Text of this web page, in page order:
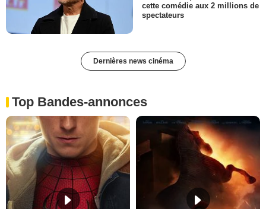
cette comédie aux 2 millions de
spectateurs
Dernières news cinéma
Top Bandes-annonces